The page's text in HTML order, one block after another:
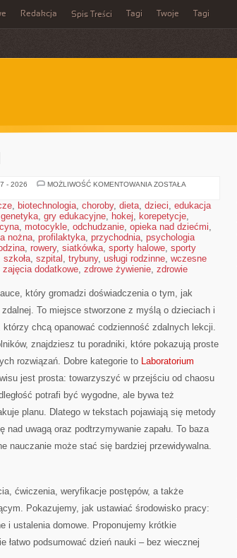
Redakcja Spis Treści Tagi Twoje Tagi
- 2026 MOŻLIWOŚĆ KOMENTOWANIA SZKOLNE
ZOSTAŁA
, biotechnologia, choroby, dieta, dzieci, edukacja
genetyka, gry edukacyjne, hokej, korepetycje,
, motocykle, odchudzanie, opieka nad dziećmi,
nożna, profilaktyka, przychodnia, psychologia
, rowery, siatkówka, sporty halowe, sporty
szkoła, szpital , trybuny, usługi rodzinne, wczesne
zajęcia dodatkowe, zdrowe żywienie, zdrowie
który gromadzi doświadczenia o tym, jak
To miejsce stworzone z myślą o dzieciach i
którzy chcą opanować codzienność zdalnych lekcji.
znajdziesz tu poradniki, które pokazują proste
rozwiązań. Dobre kategorie to Laboratorium
jest prosta: towarzyszyć w przejściu od chaosu
potrafi być wygodne, ale bywa też
planu. Dlatego w tekstach pojawiają się metody
uwagą oraz podtrzymywanie zapału. To baza
nauczanie może stać się bardziej przewidywalna.
ćwiczenia, weryfikacje postępów, a także
Pokazujemy, jak ustawiać środowisko pracy:
i ustalenia domowe. Proponujemy krótkie
łatwo podsumować dzień nauki – bez wiecznej